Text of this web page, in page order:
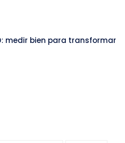
medir bien para transformar